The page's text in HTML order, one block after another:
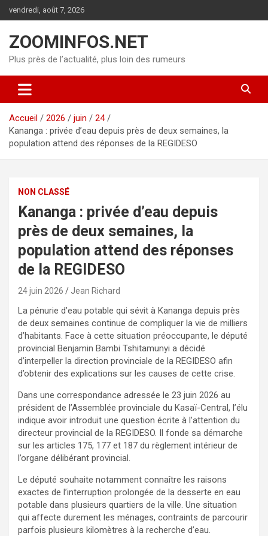
au
vendredi, août 7, 2026
ZOOMINFOS.NET
Plus près de l’actualité, plus loin des rumeurs
Accueil 2026 juin
24
Kananga : privée d’eau depuis près de deux semaines, la
population attend des réponses de la REGIDESO
NON CLASSÉ
Kananga : privée d’eau depuis
près de deux semaines, la
population attend des réponses
de la REGIDESO
24 juin 2026 Jean Richard
La pénurie d’eau potable qui sévit à Kananga depuis près
de deux semaines continue de compliquer la vie de milliers
d’habitants. Face à cette situation préoccupante, le député
provincial Benjamin Bambi Tshitamunyi a décidé
d’interpeller la direction provinciale de la REGIDESO afin
d’obtenir des explications sur les causes de cette crise.
Dans une correspondance adressée le 23 juin 2026 au
président de l’Assemblée provinciale du Kasaï-Central, l’élu
indique avoir introduit une question écrite à l’attention du
directeur provincial de la REGIDESO. Il fonde sa démarche
sur les articles 175, 177 et 187 du règlement intérieur de
l’organe délibérant provincial.
Le député souhaite notamment connaître les raisons
exactes de l’interruption prolongée de la desserte en eau
potable dans plusieurs quartiers de la ville. Une situation
qui affecte durement les ménages, contraints de parcourir
parfois plusieurs kilomètres à la recherche d’eau.